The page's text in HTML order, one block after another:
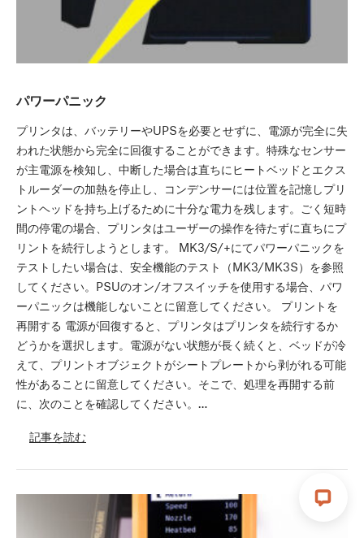
パワーパニック
プリンタは、バッテリーやUPSを必要とせずに、電源が完全に失
われた状態から完全に回復することができます。特殊なセンサー
が主電源を検知し、中断した場合は直ちにヒートベッドとエクス
トルーダーの加熱を停止し、コンデンサーには位置を記憶しプリ
ントヘッドを持ち上げるために十分な電力を残します。ごく短時
間の停電の場合、プリンタはユーザーの操作を待たずに直ちにプ
リントを続行しようとします。 MK3/S/+にてパワーパニックを
テストしたい場合は、安全機能のテスト（MK3/MK3S）を参照
してください。PSUのオン/オフスイッチを使用する場合、パワ
ーパニックは機能しないことに留意してください。 プリントを
再開する 電源が回復すると、プリンタはプリンタを続行するか
どうかを選択します。電源がない状態が長く続くと、ベッドが冷
えて、プリントオブジェクトがシートプレートから剥がれる可能
性があることに留意してください。そこで、処理を再開する前
に、次のことを確認してください。…
記事を読む